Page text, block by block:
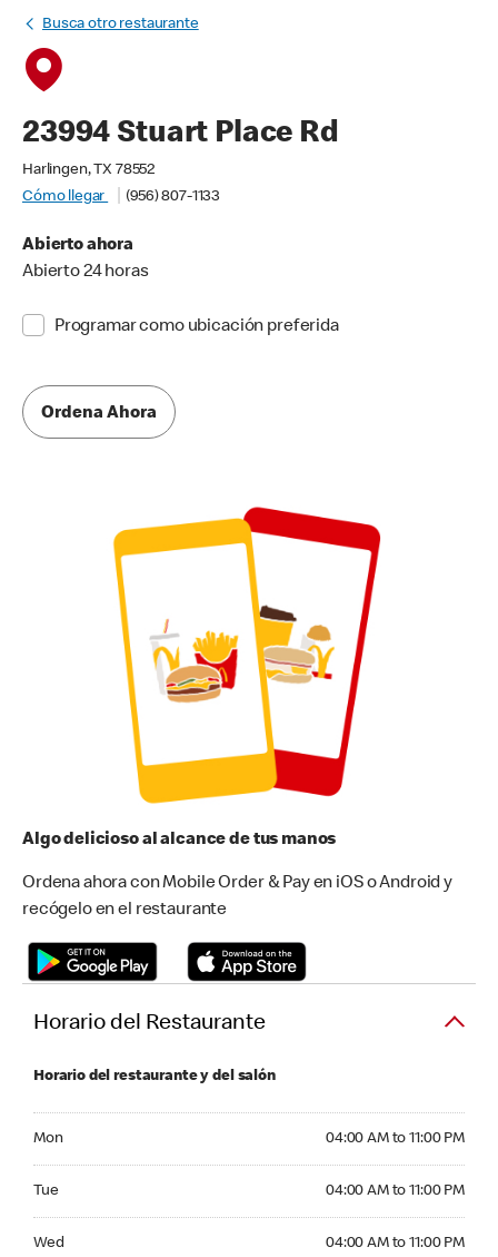
Busca otro restaurante
23994 Stuart Place Rd
Harlingen, TX 78552
Cómo llegar
(956) 807-1133
Abierto ahora
Abierto 24 horas
Programar como ubicación preferida
Ordena Ahora
Algo delicioso al alcance de tus manos
Ordena ahora con Mobile Order & Pay en iOS o Android y
recógelo en el restaurante
Horario del Restaurante
Horario del restaurante y del salón
Mon 04:00 AM to 11:00 PM
Tue 04:00 AM to 11:00 PM
Wed 04:00 AM to 11:00 PM